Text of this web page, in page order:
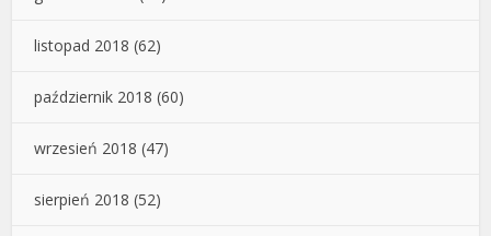
listopad 2018 (62)
październik 2018 (60)
wrzesień 2018 (47)
sierpień 2018 (52)